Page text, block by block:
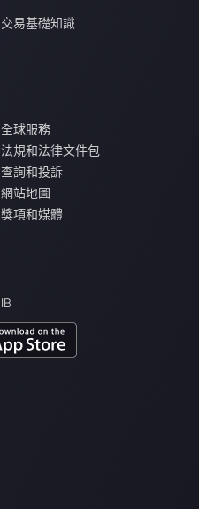
交易基礎知識
全球服務
法規和法律文件包
查詢和投訴
網站地圖
獎項和媒體
IB